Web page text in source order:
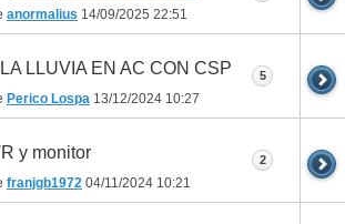
anormalius 14/09/2025 22:51
LLUVIA EN AC CON CSP
Perico Lospa 13/12/2024 10:27
5
y monitor
franjgb1972 04/11/2024 10:21
2